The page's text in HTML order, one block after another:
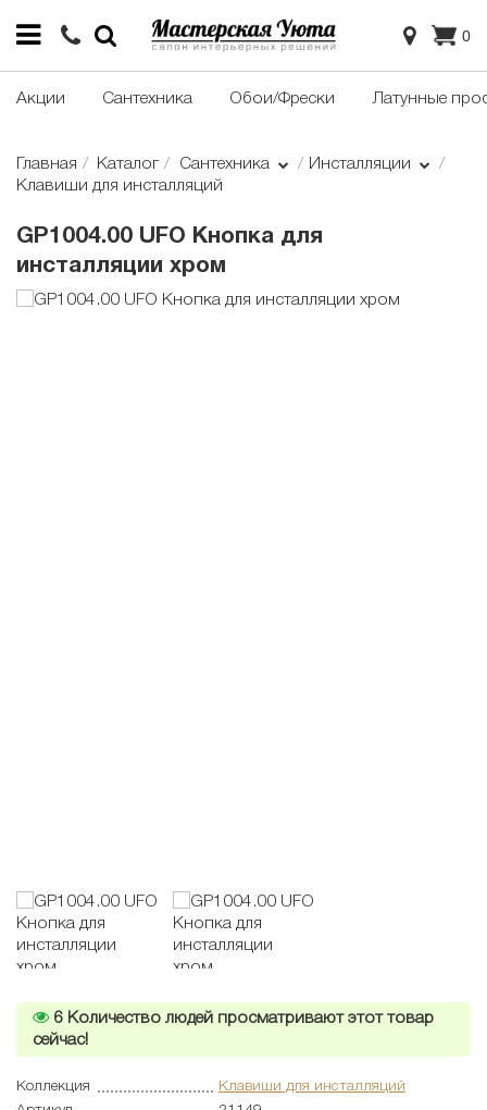
0
Акции Сантехника Обои/Фрески Латунные
Главная Каталог Сантехника
Инсталляции
Клавиши для инсталляций
GP1004.00 UFO Кнопка для
инсталляции хром
6 Количество людей просматривают этот товар
сейчас!
Коллекция
Клавиши для инсталляций